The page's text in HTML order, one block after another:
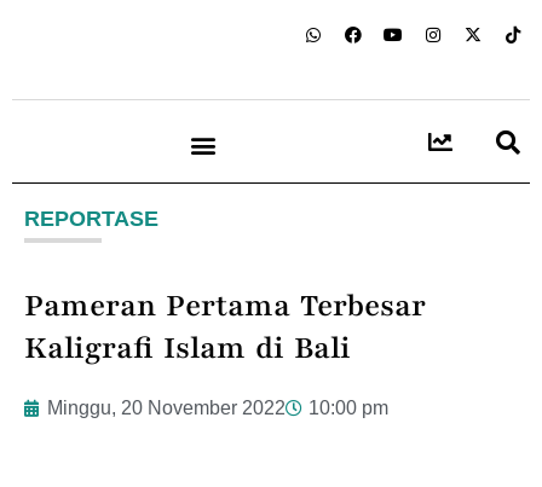
REPORTASE
Pameran Pertama Terbesar
Kaligrafi Islam di Bali
Minggu, 20 November 2022 10:00 pm